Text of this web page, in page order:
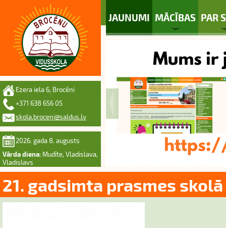
JAUNUMI MĀCĪBAS PAR
Ezera iela 6, Brocēni
+371 638 656 05
skola.broceni@saldus.lv
2026. gada 8. augusts
Vārda diena: Mudīte, Vladislava,
Vladislavs
21. gadsimta prasmes skolā